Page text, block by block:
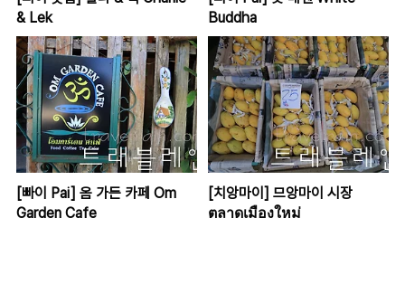
& Lek
Buddha
[빠이 Pai] 옴 가든 카페 Om
Garden Cafe
[치앙마이] 므앙마이 시장
ตลาดเมืองใหม่